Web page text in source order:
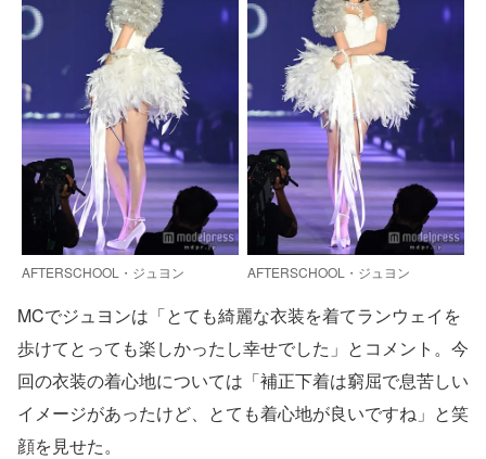
AFTERSCHOOL・ジュヨン AFTERSCHOOL・ジュヨン
MCでジュヨンは「とても綺麗な衣装を着てランウェイを
歩けてとっても楽しかったし幸せでした」とコメント。今
回の衣装の着心地については「補正下着は窮屈で息苦しい
イメージがあったけど、とても着心地が良いですね」と笑
顔を見せた。